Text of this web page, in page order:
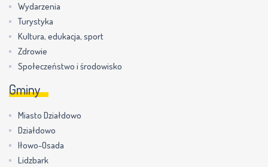
Wydarzenia
Turystyka
Kultura, edukacja, sport
Zdrowie
Społeczeństwo i środowisko
Gminy
Miasto Działdowo
Działdowo
Iłowo-Osada
Lidzbark